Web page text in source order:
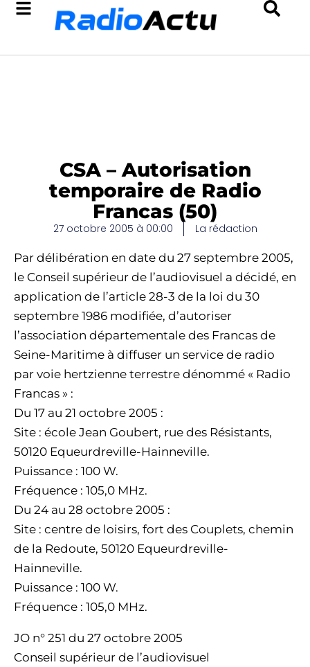
CSA – Autorisation
temporaire de Radio
Francas (50)
27 octobre 2005 à 00:00 La rédaction
Par délibération en date du 27 septembre 2005,
le Conseil supérieur de l’audiovisuel a décidé, en
application de l’article 28-3 de la loi du 30
septembre 1986 modifiée, d’autoriser
l’association départementale des Francas de
Seine-Maritime à diffuser un service de radio
par voie hertzienne terrestre dénommé « Radio
Francas » :
Du 17 au 21 octobre 2005 :
Site : école Jean Goubert, rue des Résistants,
50120 Equeurdreville-Hainneville.
Puissance : 100 W.
Fréquence : 105,0 MHz.
Du 24 au 28 octobre 2005 :
Site : centre de loisirs, fort des Couplets, chemin
de la Redoute, 50120 Equeurdreville-
Hainneville.
Puissance : 100 W.
Fréquence : 105,0 MHz.
JO n° 251 du 27 octobre 2005
Conseil supérieur de l’audiovisuel